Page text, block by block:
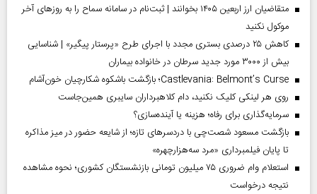
متقاضیان ارز اربعین ۱۴۰۵ بخوانند | ثبت‌نام در سامانه سماح را به روز‌های آخر
موکول نکنید
کاهش ۲۵ درصدی بستری مجدد با اجرای طرح «پرستار پیگیر» | شناسایی
بیش از ۳۰۰۰ مورد جدید سرطان در خانواده بیماران
Castlevania: Belmont’s Curse؛ بازگشت باشکوه شکارچیان خون‌آشام
روی هر لینکی کلیک نکنید، دام کلاهبرداران سایبری همین‌جاست
سرمایه‌گذاری برای رفاه؛ هزینه یا آینده‌سازی؟
بازگشت مسعود شصت‌چی با دردسر‌های تازه؛ از شایعه حضور در میز مذاکره
تا پایان فیلمبرداری «مرد سه‌هزارچهره»
استعلام وام ضروری ۷۵ میلیون تومانی بازنشستگان کشوری؛ نحوه مشاهده
نتیجه درخواست